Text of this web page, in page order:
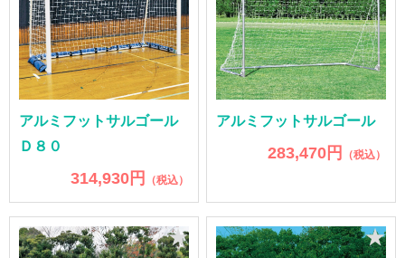
アルミフットサルゴール
Ｄ８０
314,930円 （税込）
アルミフットサルゴール
283,470円 （税込）
★ ★